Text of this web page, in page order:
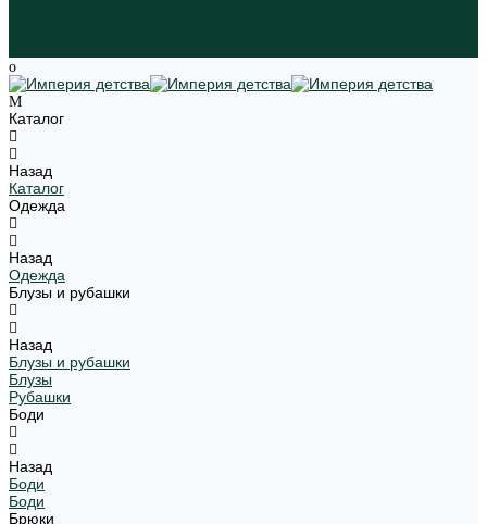
Каталог
Назад
Каталог
Одежда
Назад
Одежда
Блузы и рубашки
Назад
Блузы и рубашки
Блузы
Рубашки
Боди
Назад
Боди
Боди
Брюки